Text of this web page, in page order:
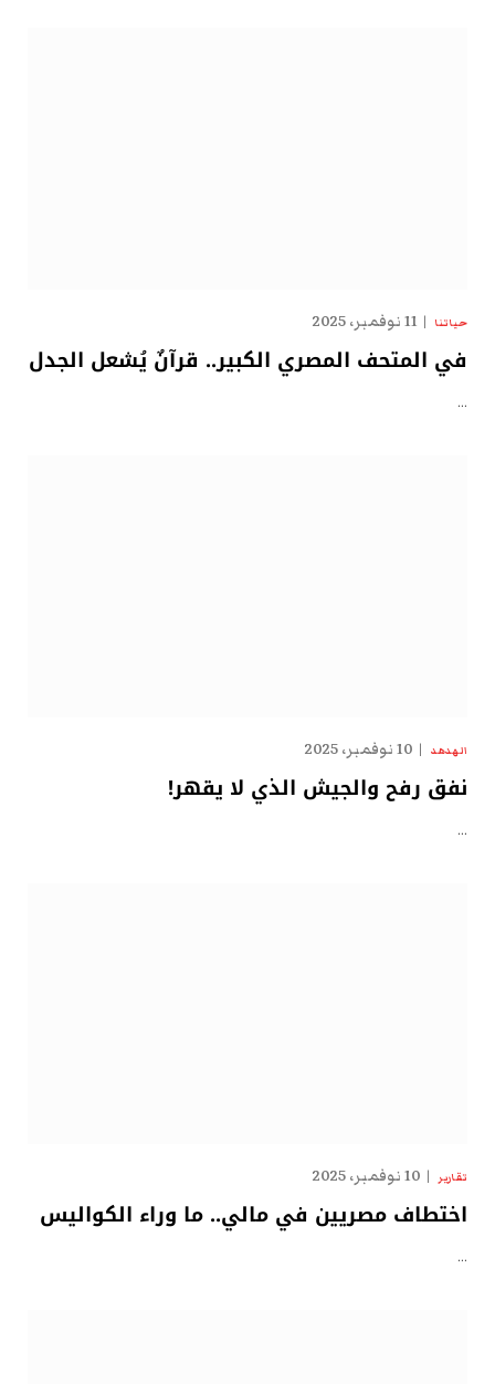
حياتنا 11 نوفمبر، 2025
في المتحف المصري الكبير.. قرآنٌ يُشعل الجدل
…
الهدهد 10 نوفمبر، 2025
نفق رفح والجيش الذي لا يقهر!
…
تقارير 10 نوفمبر، 2025
اختطاف مصريين في مالي.. ما وراء الكواليس
…